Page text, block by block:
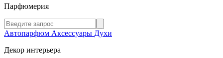
Парфюмерия
Автопарфюм Аксессуары Духи
Декор интерьера